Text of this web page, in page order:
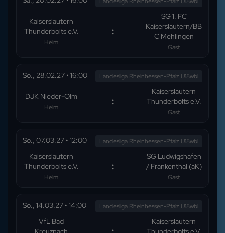
Kaiserslautern
Thunderbolts e.V.
Heim
:
SG 1. FC
Kaiserslautern/BB
C Mehlingen
Gast
So., 28.02.27 • 16:00 Landesliga Rheinhessen-Pfalz U18wbl
DJK Nieder-Olm
Heim
:
Kaiserslautern
Thunderbolts e.V.
Gast
So., 07.03.27 • 12:00 Landesliga Rheinhessen-Pfalz U18wbl
Kaiserslautern
Thunderbolts e.V.
Heim
:
SG Ludwigshafen
/ Frankenthal (aK)
Gast
So., 14.03.27 • 14:00 Landesliga Rheinhessen-Pfalz U18wbl
VfL Bad
Kaiserslautern